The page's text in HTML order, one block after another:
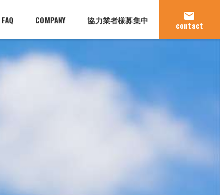
FAQ COMPANY 協力業者様募集中 mail
contact